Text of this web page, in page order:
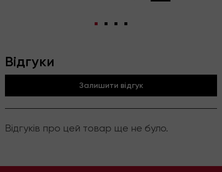
Відгуки
Залишити відгук
Відгуків про цей товар ще не було.